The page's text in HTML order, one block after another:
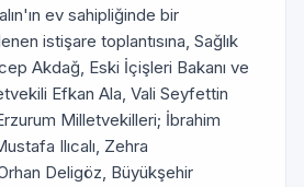
ev sahipliğinde bir
istişare toplantısına, Sağlık
Akdağ, Eski İçişleri Bakanı ve
Efkan Ala, Vali Seyfettin
Milletvekilleri; İbrahim
Ilıcalı, Zehra
Deligöz, Büyükşehir